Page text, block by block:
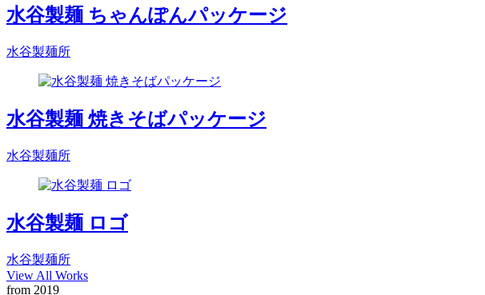
水谷製麺 ちゃんぽんパッケージ
水谷製麺所
水谷製麺 焼きそばパッケージ
水谷製麺所
水谷製麺 ロゴ
水谷製麺所
View All Works
from 2019